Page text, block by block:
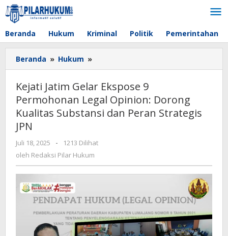
Lewati
ke
konten
Beranda Hukum Kriminal Politik Pemerintahan
Beranda » Hukum »
Jatim
Gelar
Ekspose
9
Permohonan
Dorong
Kualitas
Substansi
dan
Strategis
Kejati Jatim Gelar Ekspose 9
Permohonan Legal Opinion: Dorong
Kualitas Substansi dan Peran Strategis
JPN
Juli 18, 2025
oleh
Redaksi
Hukum
-
1213 Dilihat
oleh Redaksi Pilar Hukum